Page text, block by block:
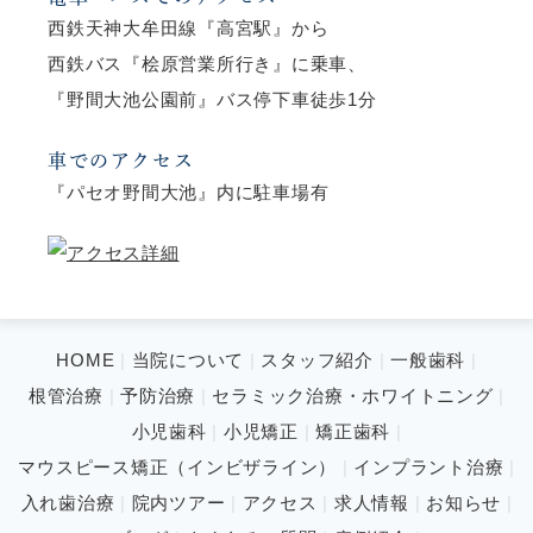
西鉄天神大牟田線『高宮駅』から
西鉄バス『桧原営業所行き』に乗車、
『野間大池公園前』バス停下車徒歩1分
車でのアクセス
『パセオ野間大池』内に駐車場有
HOME 当院について スタッフ紹介
一般歯科
根管治療
予防治療
セラミック治療・ホワイトニング
小児歯科
小児矯正
矯正歯科
マウスピース矯正（インビザライン）
インプラント治療
入れ歯治療
院内ツアー アクセス 求人情報
お知らせ